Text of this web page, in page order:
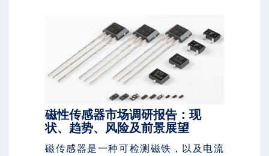
磁性传感器市场调研报告：现
状、趋势、风险及前景展望
磁传感器是一种可检测磁铁，以及电流